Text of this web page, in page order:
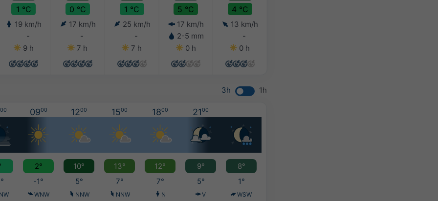
1 °C
19 km/h
-
9 h
0 °C
17 km/h
-
7 h
1 °C
25 km/h
-
7 h
5 °C
17 km/h
2-5 mm
0 h
4 °C
13 km/h
-
0 h
3h 1h
00 0900 1200 1500 1800 2100
2° 10° 13° 12° 9°
8°
-1° 5° 7° 7° 5° 1°
WNW NNW NNW N V WSW